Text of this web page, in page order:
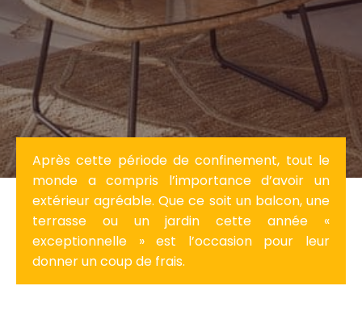
Après cette période de confinement, tout le
monde a compris l’importance d’avoir un
extérieur agréable. Que ce soit un balcon, une
terrasse ou un jardin cette année «
exceptionnelle » est l’occasion pour leur
donner un coup de frais.